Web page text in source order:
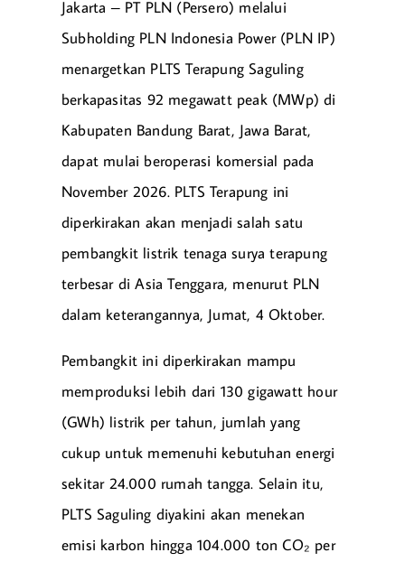
Jakarta – PT PLN (Persero) melalui
Subholding PLN Indonesia Power (PLN IP)
menargetkan PLTS Terapung Saguling
berkapasitas 92 megawatt peak (MWp) di
Kabupaten Bandung Barat, Jawa Barat,
dapat mulai beroperasi komersial pada
November 2026. PLTS Terapung ini
diperkirakan akan menjadi salah satu
pembangkit listrik tenaga surya terapung
terbesar di Asia Tenggara, menurut PLN
dalam keterangannya, Jumat, 4 Oktober.
Pembangkit ini diperkirakan mampu
memproduksi lebih dari 130 gigawatt hour
(GWh) listrik per tahun, jumlah yang
cukup untuk memenuhi kebutuhan energi
sekitar 24.000 rumah tangga. Selain itu,
PLTS Saguling diyakini akan menekan
emisi karbon hingga 104.000 ton CO₂ per